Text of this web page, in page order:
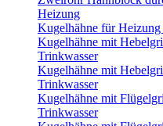
Heizung
Kugelhähne für
Kugelhähne mit
Trinkwasser
Kugelhähne mit
Trinkwasser
Kugelhähne mit
Trinkwasser